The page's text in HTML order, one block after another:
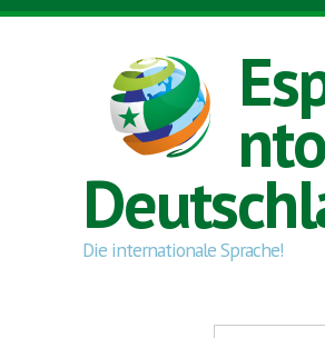
Direkt zum Inhalt
Die internationale Sprache!